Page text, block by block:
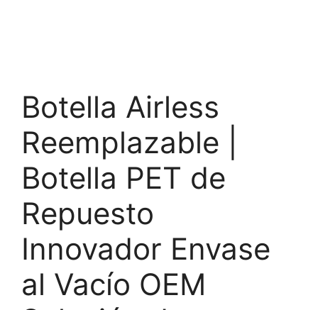
Botella Airless
Reemplazable |
Botella PET de
Repuesto
Innovador Envase
al Vacío OEM